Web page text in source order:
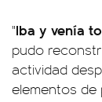
"Iba y venía
pudo
actividad
elementos de